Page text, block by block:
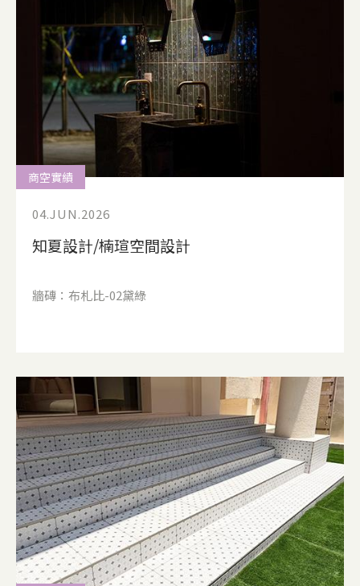
商空實績
04.JUN.2026
知夏設計/楠瑄空間設計
牆磚：布札比-02黛綠